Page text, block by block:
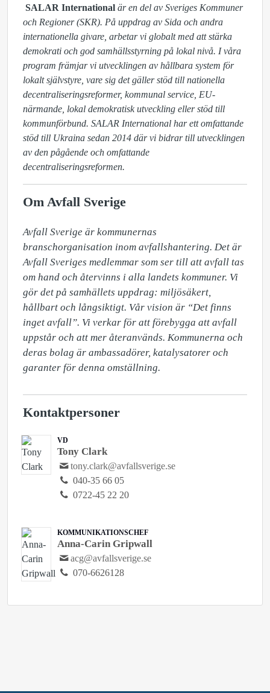
SALAR International är en del av Sveriges Kommuner
och Regioner (SKR). På uppdrag av Sida och andra
internationella givare, arbetar vi globalt med att stärka
demokrati och god samhällsstyrning på lokal nivå. I våra
program främjar vi utvecklingen av hållbara system för
lokalt självstyre, vare sig det gäller stöd till nationella
decentraliseringsreformer, kommunal service, EU-
närmande, lokal demokratisk utveckling eller stöd till
kommunförbund. SALAR International har ett omfattande
stöd till Ukraina sedan 2014 där vi bidrar till utvecklingen
av den pågående och omfattande
decentraliseringsreformen.
Om Avfall Sverige
Avfall Sverige är kommunernas
branschorganisation inom avfallshantering. Det är
Avfall Sveriges medlemmar som ser till att avfall tas
om hand och återvinns i alla landets kommuner. Vi
gör det på samhällets uppdrag: miljösäkert,
hållbart och långsiktigt. Vår vision är “Det finns
inget avfall”. Vi verkar för att förebygga att avfall
uppstår och att mer återanvänds. Kommunerna och
deras bolag är ambassadörer, katalysatorer och
garanter för denna omställning.
Kontaktpersoner
VD
Tony Clark
tony.clark@avfallsverige.se
040-35 66 05
0722-45 22 20
KOMMUNIKATIONSCHEF
Anna-Carin Gripwall
acg@avfallsverige.se
070-6626128